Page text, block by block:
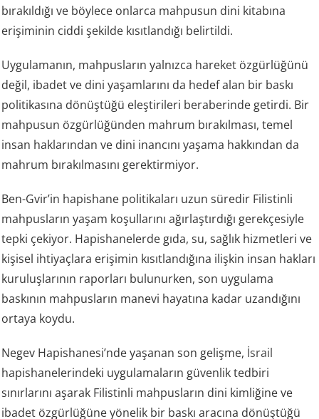
bırakıldığı ve böylece onlarca mahpusun dini kitabına
erişiminin ciddi şekilde kısıtlandığı belirtildi.
Uygulamanın, mahpusların yalnızca hareket özgürlüğünü
değil, ibadet ve dini yaşamlarını da hedef alan bir baskı
politikasına dönüştüğü eleştirileri beraberinde getirdi. Bir
mahpusun özgürlüğünden mahrum bırakılması, temel
insan haklarından ve dini inancını yaşama hakkından da
mahrum bırakılmasını gerektirmiyor.
Ben-Gvir’in hapishane politikaları uzun süredir Filistinli
mahpusların yaşam koşullarını ağırlaştırdığı gerekçesiyle
tepki çekiyor. Hapishanelerde gıda, su, sağlık hizmetleri ve
kişisel ihtiyaçlara erişimin kısıtlandığına ilişkin insan hakları
kuruluşlarının raporları bulunurken, son uygulama
baskının mahpusların manevi hayatına kadar uzandığını
ortaya koydu.
Negev Hapishanesi’nde yaşanan son gelişme, İsrail
hapishanelerindeki uygulamaların güvenlik tedbiri
sınırlarını aşarak Filistinli mahpusların dini kimliğine ve
ibadet özgürlüğüne yönelik bir baskı aracına dönüştüğü